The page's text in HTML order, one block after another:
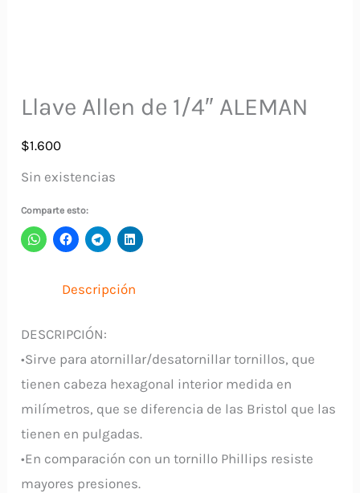
Llave Allen de 1/4″ ALEMAN
$1.600
Sin existencias
Comparte esto:
Descripción
DESCRIPCIÓN:
•Sirve para atornillar/desatornillar tornillos, que
tienen cabeza hexagonal interior medida en
milímetros, que se diferencia de las Bristol que las
tienen en pulgadas.
•En comparación con un tornillo Phillips resiste
mayores presiones.